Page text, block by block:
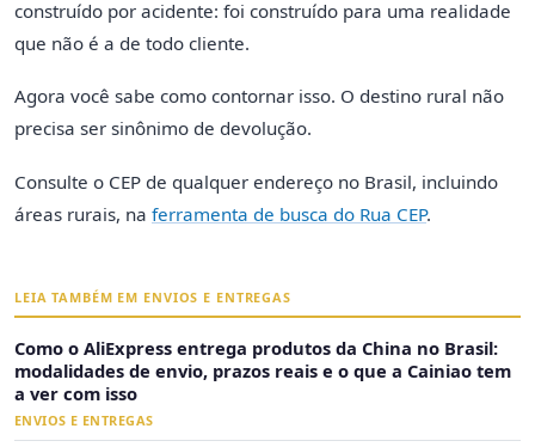
construído por acidente: foi construído para uma realidade
que não é a de todo cliente.
Agora você sabe como contornar isso. O destino rural não
precisa ser sinônimo de devolução.
Consulte o CEP de qualquer endereço no Brasil, incluindo
áreas rurais, na ferramenta de busca do Rua CEP.
LEIA TAMBÉM EM ENVIOS E ENTREGAS
Como o AliExpress entrega produtos da China no Brasil:
modalidades de envio, prazos reais e o que a Cainiao tem
a ver com isso
ENVIOS E ENTREGAS